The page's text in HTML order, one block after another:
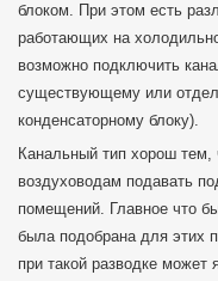
блоком. При этом есть
работающих на
возможно подключить
существующему или
конденсаторному блоку).
Канальный тип хорош тем,
воздуховодам подавать
помещений. Главное что
была подобрана для этих
при такой разводке может